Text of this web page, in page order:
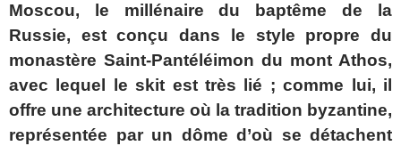
Moscou, le millénaire du baptême de la
Russie, est conçu dans le style propre du
monastère Saint-Pantéléimon du mont Athos,
avec lequel le skit est très lié ; comme lui, il
offre une architecture où la tradition byzantine,
représentée par un dôme d’où se détachent